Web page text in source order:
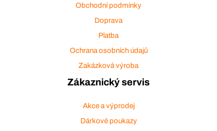
Obchodní podmínky
Doprava
Platba
Ochrana osobních údajů
Zakázková výroba
Zákaznický servis
Akce a výprodej
Dárkové poukazy